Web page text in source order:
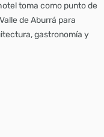
toma como punto de
de Aburrá para
gastronomía y